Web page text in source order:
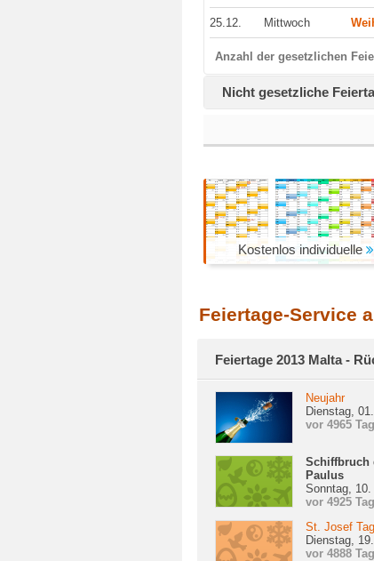
25.12. Mittwoch
Anzahl der gesetzlichen
Nicht gesetzliche
Kostenlos individuelle
Feiertage-Service
Feiertage 2013 Malta -
Neujahr
Dienstag,
vor 4965
Schiffbruch
Paulus
Sonntag,
vor 4925
St. Josef Tag
Dienstag,
vor 4888